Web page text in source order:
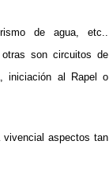
de agua, etc..
son circuitos de
iniciación al Rapel o
aspectos tan